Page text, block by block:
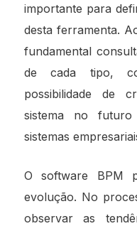
importante para
desta ferramenta.
fundamental
de cada tipo,
possibilidade de
sistema no
sistemas
O software BPM
evolução. No
observar as